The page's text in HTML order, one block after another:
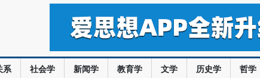
系 社会学 新闻学 教育学 文学 历史学 哲学